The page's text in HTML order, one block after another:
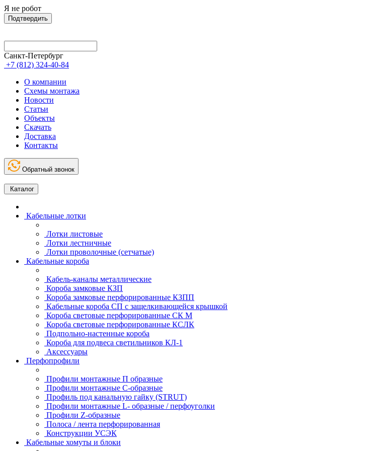
Я не робот
Подтвердить
Санкт-Петербург
+7 (812) 324-40-84
О компании
Схемы монтажа
Новости
Статьи
Объекты
Скачать
Доставка
Контакты
Обратный звонок
Каталог
Кабельные лотки
Лотки листовые
Лотки лестничные
Лотки проволочные (сетчатые)
Кабельные короба
Кабель-каналы металлические
Короба замковые КЗП
Короба замковые перфорированные КЗПП
Кабельные короба СП с защелкивающейся крышкой
Короба световые перфорированные СК М
Короба световые перфорированные КСЛК
Подпольно-настенные короба
Короба для подвеса светильников КЛ-1
Аксессуары
Перфопрофили
Профили монтажные П образные
Профили монтажные C-образные
Профиль под канальную гайку (STRUT)
Профили монтажные L- образные / перфоуголки
Профили Z-образные
Полоса / лента перфорированная
Конструкции УСЭК
Кабельные хомуты и блоки